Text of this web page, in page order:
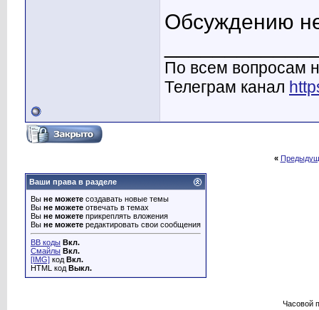
Обсуждению
По всем вопросам
Телеграм канал
«
Ваши права в разделе
Вы не можете создавать новые темы
Вы не можете отвечать в темах
Вы не можете прикреплять вложения
Вы не можете редактировать свои сообщения
BB коды Вкл.
Смайлы Вкл.
[IMG] код Вкл.
HTML код Выкл.
Часовой